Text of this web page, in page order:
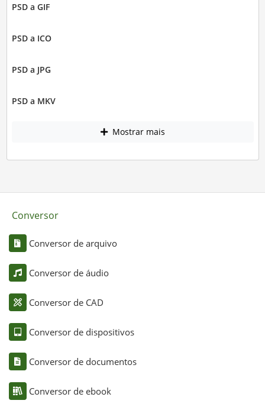
PSD a GIF
PSD a ICO
PSD a JPG
PSD a MKV
Mostrar mais
Conversor
Conversor de arquivo
Conversor de áudio
Conversor de CAD
Conversor de dispositivos
Conversor de documentos
Conversor de ebook